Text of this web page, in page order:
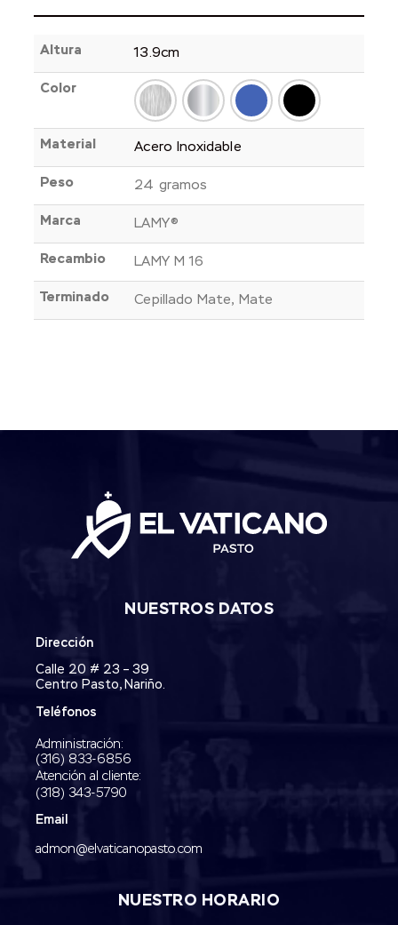
Altura 13.9cm
Color
Material Acero Inoxidable
Peso 24 gramos
Marca LAMY®
Recambio LAMY M 16
Terminado Cepillado Mate, Mate
NUESTROS DATOS
Dirección
Calle 20 # 23 – 39
Centro Pasto, Nariño.
Teléfonos
Administración:
‭(316) 833-6856‬
Atención al cliente:
(318) 343-5790‬
Email
admon@elvaticanopasto.com
NUESTRO HORARIO